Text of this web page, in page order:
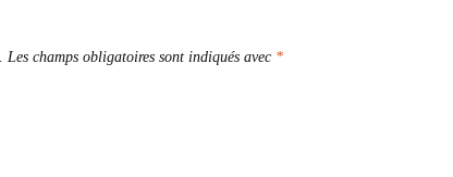
Les champs obligatoires sont indiqués avec *